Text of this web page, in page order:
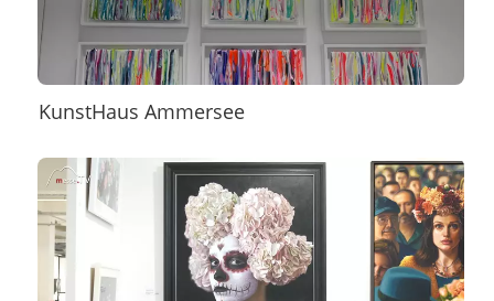
KunstHaus Ammersee